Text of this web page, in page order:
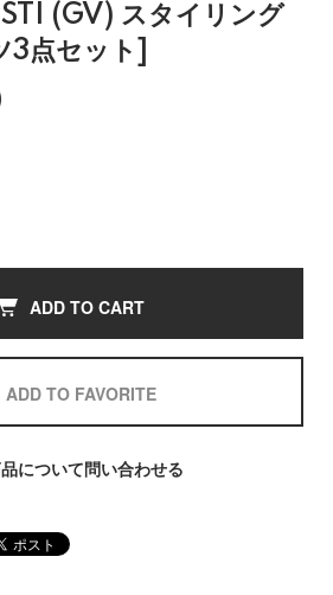
(GV) スタイリング
点セット]
ADD TO CART
ADD TO FAVORITE
について問い合わせる